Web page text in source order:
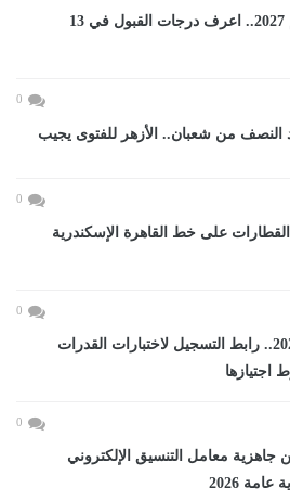
تنسيق الثانوى العام 2027.. اعرف درجات القبول في 13
0
النصف من شعبان.. الأزهر للفتوى يجيب
0
على خط القاهرة الإسكندرية
0
تنسيق الجامعات 2026.. رابط التسجيل لاختبارات القدرات
اجتيازها
0
جاهزية معامل التنسيق الإلكتروني
2026